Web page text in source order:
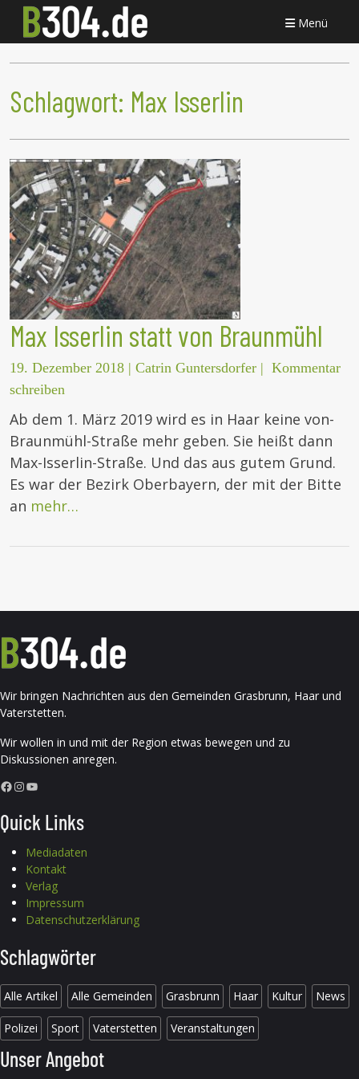
Menü
Schlagwort: Max Isserlin
Max Isserlin statt von Braunmühl
19. Dezember 2018 | Catrin Guntersdorfer | Kommentar
schreiben
Ab dem 1. März 2019 wird es in Haar keine von-
Braunmühl-Straße mehr geben. Sie heißt dann
Max-Isserlin-Straße. Und das aus gutem Grund.
Es war der Bezirk Oberbayern, der mit der Bitte
an mehr…
Wir bringen Nachrichten aus den Gemeinden Grasbrunn, Haar und
Vaterstetten.
Wir wollen in und mit der Region etwas bewegen und zu
Diskussionen anregen.
Facebook InstagramYouTube
Quick Links
Mediadaten
Kontakt
Verlag
Impressum
Datenschutzerklärung
Schlagwörter
Alle Artikel Alle Gemeinden Grasbrunn Haar Kultur News
Polizei Sport Vaterstetten Veranstaltungen
Unser Angebot